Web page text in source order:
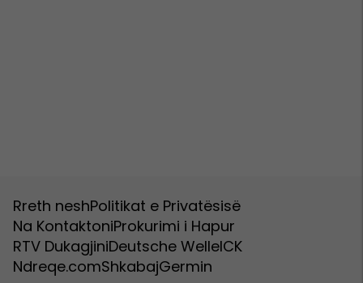
Rreth neshPolitikat e Privatësisë
Na KontaktoniProkurimi i Hapur
RTV DukagjiniDeutsche WelleICK
Ndreqe.comShkabajGermin